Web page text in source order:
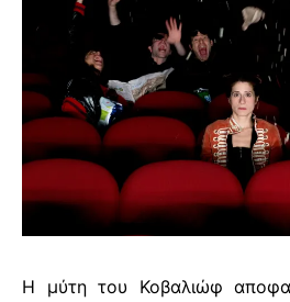
Η μύτη του Κοβαλιώφ